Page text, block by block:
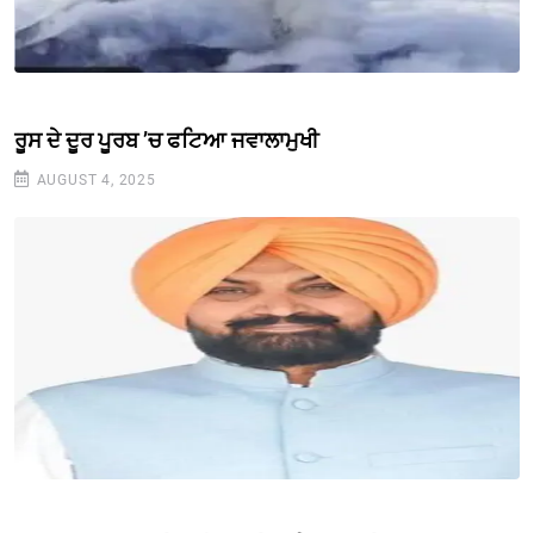
ਰੂਸ ਦੇ ਦੂਰ ਪੂਰਬ ’ਚ ਫਟਿਆ ਜਵਾਲਾਮੁਖੀ
AUGUST 4, 2025